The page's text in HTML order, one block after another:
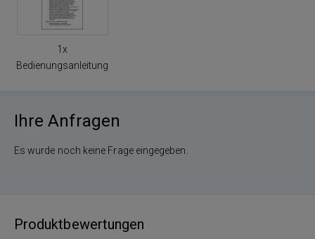
1x
Bedienungsanleitung
Ihre Anfragen
Es wurde noch keine Frage eingegeben.
Produktbewertungen